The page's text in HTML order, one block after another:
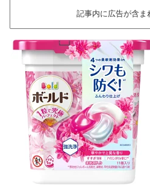
記事内に広告が含ま